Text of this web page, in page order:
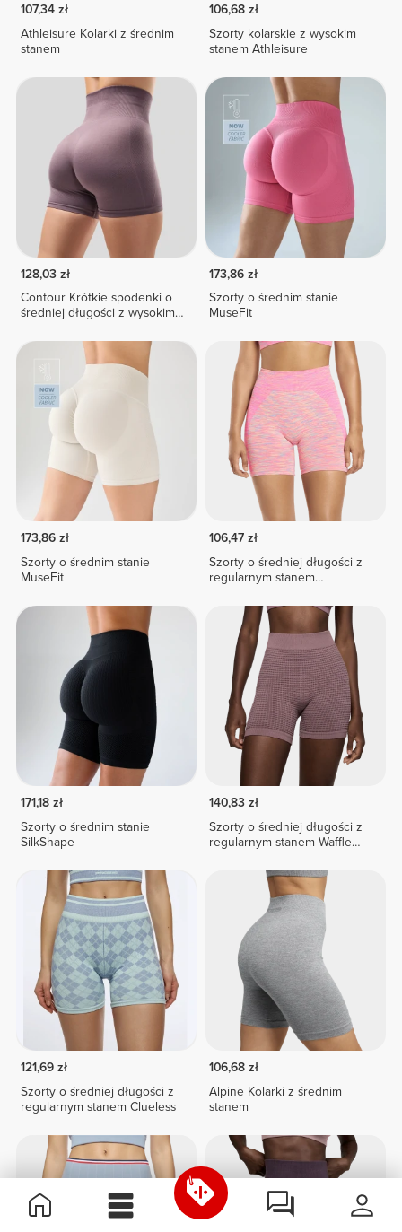
107,34 zł
Athleisure Kolarki z średnim
stanem
106,68 zł
Szorty kolarskie z wysokim
stanem Athleisure
128,03 zł
Contour Krótkie spodenki o
średniej długości z wysokim
173,86 zł
Szorty o średnim stanie
MuseFit
173,86 zł
Szorty o średnim stanie
MuseFit
106,47 zł
Szorty o średniej długości z
regularnym stanem
171,18 zł
Szorty o średnim stanie
SilkShape
140,83 zł
Szorty o średniej długości z
regularnym stanem Waffle
121,69 zł
Szorty o średniej długości z
regularnym stanem Clueless
106,68 zł
Alpine Kolarki z średnim
stanem